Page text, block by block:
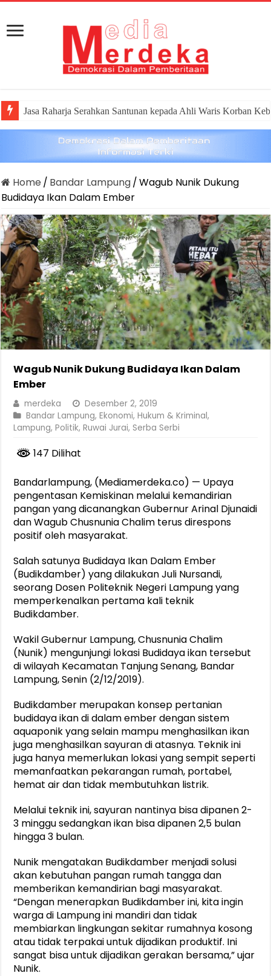
Jasa Raharja Serahkan Santunan kepada Ahli Waris Korban
Dirut Jasa Raharja Dampingi Wamenhub Tinjau Penanganan
Home / Bandar Lampung/Wagub Nunik Dukung
Budidaya Ikan Dalam Ember
Wagub Nunik Dukung Budidaya Ikan Dalam
Ember
merdeka
Desember 2, 2019
Bandar Lampung,Ekonomi,Hukum & Kriminal,
Lampung,Politik,Ruwai Jurai, Serba Serbi
147 Dilihat
Bandarlampung, (Mediamerdeka.co) — Upaya
pengentasan Kemiskinan melalui kemandirian
pangan yang dicanangkan Gubernur Arinal Djunaidi
dan Wagub Chusnunia Chalim terus direspons
positif oleh masyarakat.
Salah satunya Budidaya Ikan Dalam Ember
(Budikdamber) yang dilakukan Juli Nursandi,
seorang Dosen Politeknik Negeri Lampung yang
memperkenalkan pertama kali teknik
Budikdamber.
Wakil Gubernur Lampung, Chusnunia Chalim
(Nunik) mengunjungi lokasi Budidaya ikan tersebut
di wilayah Kecamatan Tanjung Senang, Bandar
Lampung, Senin (2/12/2019).
Budikdamber merupakan konsep pertanian
budidaya ikan di dalam ember dengan sistem
aquaponik yang selain mampu menghasilkan ikan
juga menghasilkan sayuran di atasnya. Teknik ini
juga hanya memerlukan lokasi yang sempit seperti
memanfaatkan pekarangan rumah, portabel,
hemat air dan tidak membutuhkan listrik.
Melalui teknik ini, sayuran nantinya bisa dipanen 2-
3 minggu sedangkan ikan bisa dipanen 2,5 bulan
hingga 3 bulan.
Nunik mengatakan Budikdamber menjadi solusi
akan kebutuhan pangan rumah tangga dan
memberikan kemandirian bagi masyarakat.
“Dengan menerapkan Budikdamber ini, kita ingin
warga di Lampung ini mandiri dan tidak
membiarkan lingkungan sekitar rumahnya kosong
atau tidak terpakai untuk dijadikan produktif. Ini
sangat bisa untuk dijadikan gerakan bersama,” ujar
Nunik.